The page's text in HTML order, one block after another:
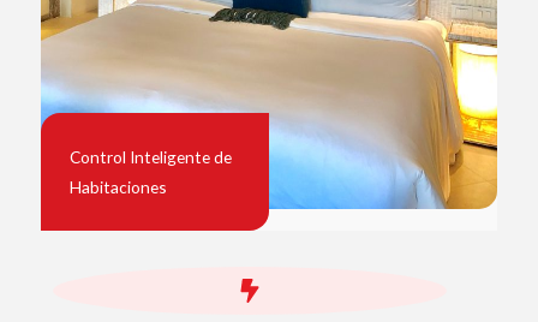
Control Inteligente de
Habitaciones